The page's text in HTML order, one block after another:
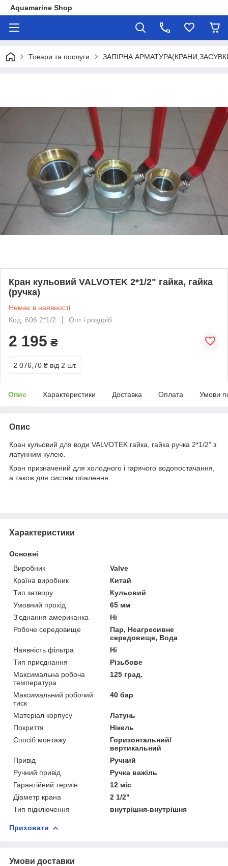
Aquamarine Shop
Товари та послуги ЗАПІРНА
Кран кульовий VALVOTEK 2*1/2" гайка, гайка
(ручка)
Немає в наявності
Код: 606 2*1/2
Опт і роздріб
2 195 ₴
2 076,70 ₴ від 2 шт.
Опис Характеристики Доставка Оплата Умови
Опис
Кран кульовий для води VALVOTEK гайка, гайка ручка 2*1/2" з
латунним кулею.
Кран призначений для холодного і гарячого водопостачання,
а також для систем опалення.
Характеристики
Основні
Виробник
Valve
Країна виробник
Китай
Тип затвору
Кульовий
Умовний прохід
65 мм
З'єднання американка
Ні
Робоче середовище
Пар, Неагресивне
середовище, Вода
Наявність фільтра
Ні
Тип приєднання
Різьбове
Максимальна робоча
температура
125 град.
Максимальний робочий
тиск
40 бар
Матеріал корпусу
Латунь
Покриття
Нікель
Спосіб монтажу
Горизонтальний/
вертикальний
Привід
Ручний
Ручний привід
Ручка важіль
Гарантійний термін
12 міс
Діаметр крана
2 1/2"
Тип підключення
внутрішня-внутрішня
Приховати
Умови доставки